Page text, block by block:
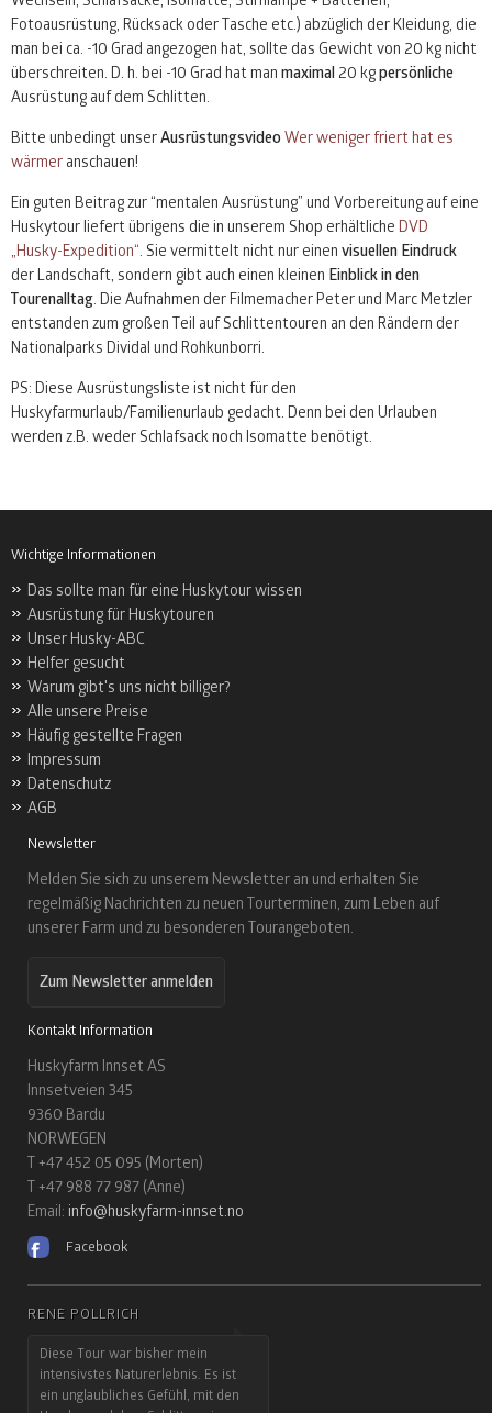
Fotoausrüstung, Rücksack oder Tasche etc.) abzüglich der Kleidung, die
man bei ca. -10 Grad angezogen hat, sollte das Gewicht von 20 kg nicht
überschreiten. D. h. bei -10 Grad hat man maximal 20 kgpersönliche
Ausrüstung auf dem Schlitten.
Bitte unbedingt unserAusrüstungsvideo Wer weniger friert hat es
wärmer anschauen!
Ein guten Beitrag zur “mentalen Ausrüstung” und Vorbereitung auf eine
Huskytour liefert übrigens die in unserem Shop erhältliche DVD
„Husky-Expedition“. Sie vermittelt nicht nur einen visuellen Eindruck
der Landschaft, sondern gibt auch einen kleinen Einblick in den
Tourenalltag. Die Aufnahmen der Filmemacher Peter und Marc Metzler
entstanden zum großen Teil auf Schlittentouren an den Rändern der
Nationalparks Dividal und Rohkunborri.
PS: Diese Ausrüstungsliste ist nicht für den
Huskyfarmurlaub/Familienurlaub gedacht. Denn bei den Urlauben
werden z.B. weder Schlafsack noch Isomatte benötigt.
Wichtige Informationen
Das sollte man für eine Huskytour wissen
Ausrüstung für Huskytouren
Unser Husky-ABC
Helfer gesucht
Warum gibt's uns nicht billiger?
Alle unsere Preise
Häufig gestellte Fragen
Impressum
Datenschutz
AGB
Newsletter
Melden Sie sich zu unserem Newsletter an und erhalten Sie
regelmäßig Nachrichten zu neuen Tourterminen, zum Leben auf
unserer Farm und zu besonderen Tourangeboten.
Zum Newsletter anmelden
Kontakt Information
Huskyfarm Innset AS
Innsetveien 345
9360 Bardu
NORWEGEN
T +47 452 05 095 (Morten)
T +47 988 77 987 (Anne)
Email: info@huskyfarm-innset.no
Facebook
RENÉ POLLRICH
Diese Tour war bisher mein
intensivstes Naturerlebnis. Es ist
ein unglaubliches Gefühl, mit den